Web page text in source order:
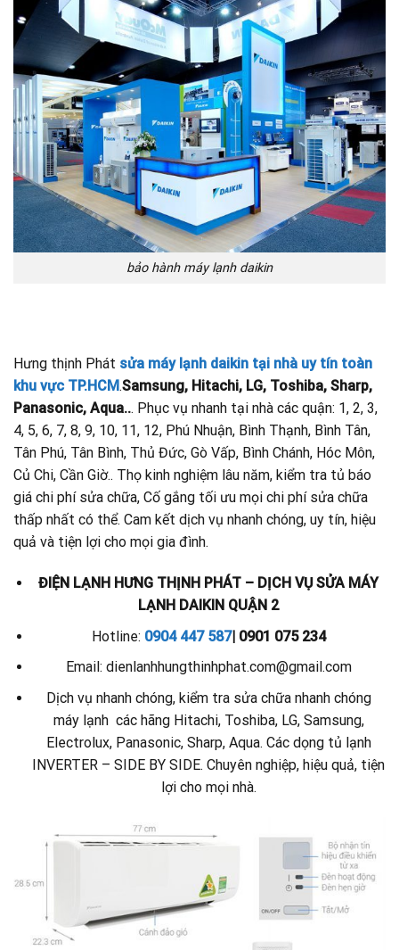
bảo hành máy lạnh daikin
Hưng thịnh Phát sửa máy lạnh daikin tại nhà uy tín toàn
khu vực TP.HCM.Samsung, Hitachi, LG, Toshiba, Sharp,
Panasonic, Aqua... Phục vụ nhanh tại nhà các quận: 1, 2, 3,
4, 5, 6, 7, 8, 9, 10, 11, 12, Phú Nhuận, Bình Thạnh, Bình Tân,
Tân Phú, Tân Bình, Thủ Đức, Gò Vấp, Bình Chánh, Hóc Môn,
Củ Chi, Cần Giờ.. Thọ kinh nghiệm lâu năm, kiểm tra tủ báo
giá chi phí sửa chữa, Cố gắng tối ưu mọi chi phí sửa chữa
thấp nhất có thể. Cam kết dịch vụ nhanh chóng, uy tín, hiệu
quả và tiện lợi cho mọi gia đình.
ĐIỆN LẠNH HƯNG THỊNH PHÁT – DỊCH VỤ SỬA MÁY
LẠNH DAIKIN QUẬN 2
Hotline: 0904 447 587| 0901 075 234
Email: dienlanhhungthinhphat.com@gmail.com
Dịch vụ nhanh chóng, kiểm tra sửa chữa nhanh chóng
máy lạnh các hãng Hitachi, Toshiba, LG, Samsung,
Electrolux, Panasonic, Sharp, Aqua. Các dọng tủ lạnh
INVERTER – SIDE BY SIDE. Chuyên nghiệp, hiệu quả, tiện
lợi cho mọi nhà.